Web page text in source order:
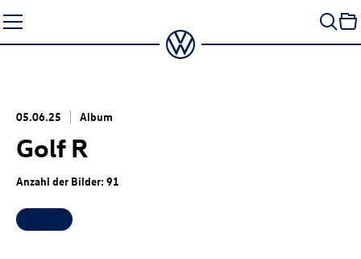
Seiteninhalt
springen
05.06.25 Album
Golf R
Anzahl der Bilder: 91